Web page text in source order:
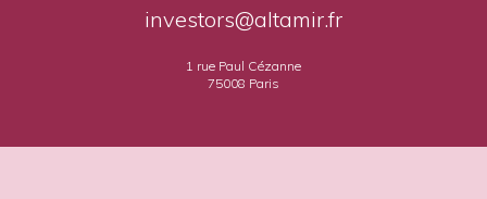
investors@altamir.fr
1 rue Paul Cézanne
75008 Paris